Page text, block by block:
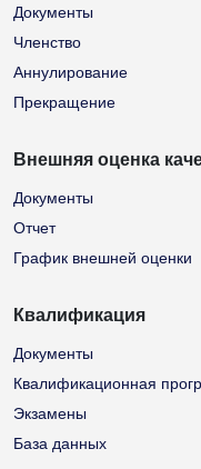
Документы
Членство
Аннулирование
Прекращение
Внешняя оценка
Документы
Отчет
График внешней оценки
Квалификация
Документы
Квалификационная
Экзамены
База данных